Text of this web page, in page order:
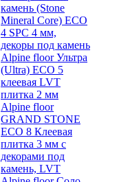
камень (Stone
Mineral Core) ECO
4 SPC 4 мм,
декоры под камень
Alpine floor Ультра
(Ultra) ECO 5
клеевая LVT
плитка 2 мм
Alpine floor
GRAND STONE
ECO 8 Клеевая
плитка 3 мм с
декорами под
камень, LVT